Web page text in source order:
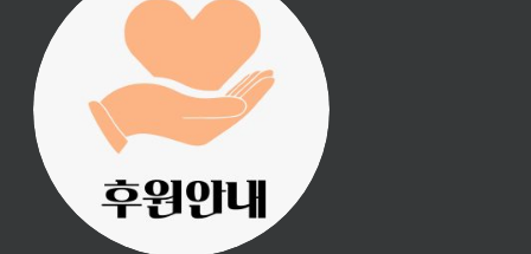
진리횃불 사역은 여러분
의 후원으로 이루어집니
다.